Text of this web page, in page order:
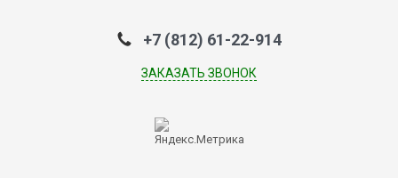
+7 (812) 61-22-914
ЗАКАЗАТЬ ЗВОНОК